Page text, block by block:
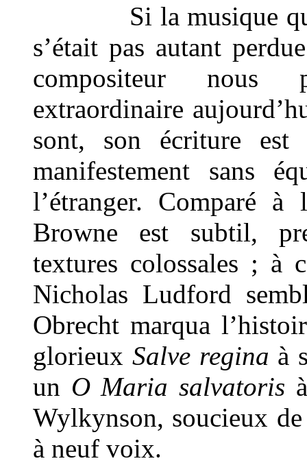
Si la musique qui
s’était pas autant
compositeur nous
extraordinaire
sont, son écriture est
manifestement sans
l’étranger. Comparé à
Browne est subtil,
textures colossales ; à
Nicholas Ludford
Obrecht marqua
glorieux Salve regina à
un O Maria salvatoris
Wylkynson, soucieux
à neuf voix.